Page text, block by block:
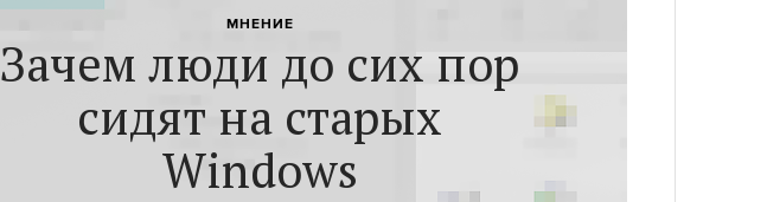
МНЕНИЕ
Зачем люди до сих пор
сидят на старых
Windows